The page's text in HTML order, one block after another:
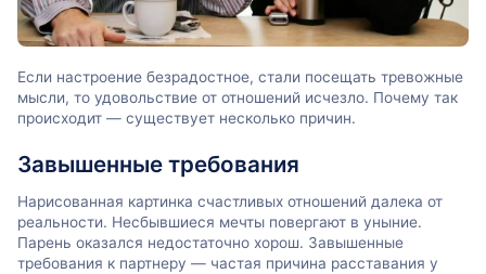
Если настроение безрадостное, стали посещать тревожные
мысли, то удовольствие от отношений исчезло. Почему так
происходит — существует несколько причин.
Завышенные требования
Нарисованная картинка счастливых отношений далека от
реальности. Несбывшиеся мечты повергают в уныние.
Парень оказался недостаточно хорош. Завышенные
требования к партнеру — частая причина расставания у